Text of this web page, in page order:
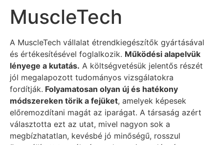
MuscleTech
A MuscleTech vállalat étrendkiegészítők gyártásával
és értékesítésével foglalkozik. Működési alapelvük
lényege a kutatás. A költségvetésük jelentős részét
jól megalapozott tudományos vizsgálatokra
fordítják. Folyamatosan olyan új és hatékony
módszereken törik a fejüket, amelyek képesek
előremozdítani magát az iparágat. A társaság azért
választotta ezt az utat, mivel nagyon sok a
megbízhatatlan, kevésbé jó minőségű, rosszul